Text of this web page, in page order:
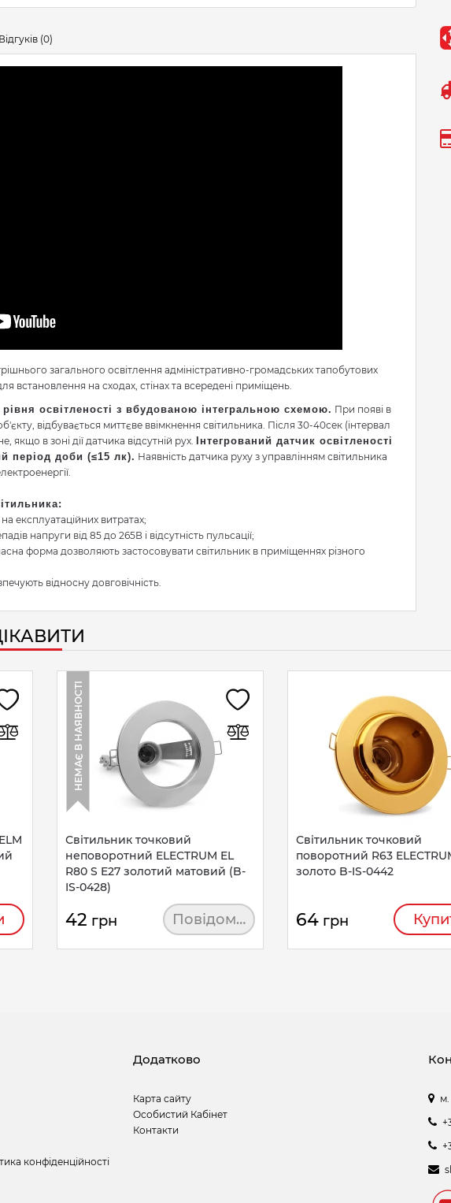
Відгуків (0)
загального освітлення адміністративно-громадських тапобутових
встановлення на сходах, стінах та всередені приміщень.
рівня освітленості з вбудованою інтегральною схемою. При появі в
відбувається миттєве ввімкнення світильника. Після 30-40сек (інтервал
якщо в зоні дії датчика відсутній рух.
Інтегрований датчик освітленості
період доби (≤15 лк). Наявність датчика руху з управлінням світильника
експлуатаційних витратах;
напруги від 85 до 265В і відсутність пульсації;
форма дозволяють застосовувати світильник в приміщеннях різного
відносну довговічність.
Світильник точковий
неповоротний ELECTRUM EL
R80 S E27 золотий матовий (B-
IS-0428)
42 грн Повідомити
НЕМАЄ В НАЯВНОСТІ
Світильник точковий
поворотний R63
золото B-IS-0442
64 грн
конфіденційності
Додатково
Карта сайту
Особистий Кабінет
Контакти
м.